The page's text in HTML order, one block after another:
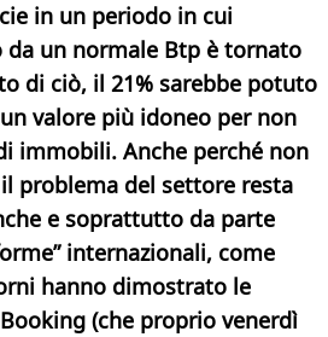
in un periodo in cui
da un normale Btp è tornato
di ciò, il 21% sarebbe potuto
valore più idoneo per non
immobili. Anche perché non
problema del settore resta
e soprattutto da parte
internazionali, come
hanno dimostrato le
(che proprio venerdì